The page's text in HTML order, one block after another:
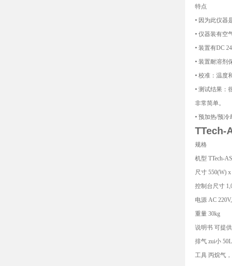
特点
• 因为此仪器
• 仪器装有空
• 装置有DC
• 装置耐溶剂
• 校准：温度
• 测试结果：
非常简单。
• 预加热/预
TTech-
规格
机型 TTech-
尺寸 550(W)
控制台尺寸
电源 AC
重量 30kg
说明书 可提供
排气 zui小
工具 丙烷气